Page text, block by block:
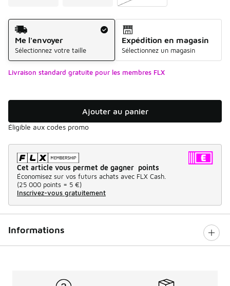
Mode d'expédition
Me l'envoyer
Sélectionnez votre taille
Expédition en magasin
Sélectionnez un magasin
Livraison standard gratuite pour les membres FLX
Ajouter au panier
Éligible aux codes promo
Cet article vous permet de gagner points
Économisez sur vos futurs achats avec FLX Cash.
(25 000 points = 5 €)
Inscrivez-vous gratuitement
Informations